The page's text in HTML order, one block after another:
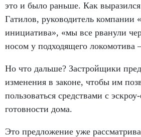
это и было раньше. Как
Гатилов, руководитель
инициатива», «мы все рванули
носом у подходящего локомотива
Но что дальше? Застройщики
изменения в законе, чтобы им
пользоваться средствами с
готовности дома.
Это предложение уже